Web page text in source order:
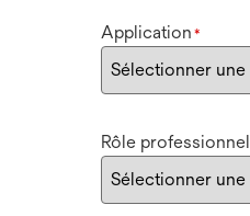
Application *
Rôle professionnel